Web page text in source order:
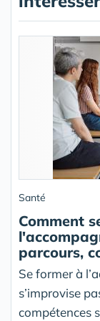
Santé
Comment
parcours,
Se former à
s’improvise
compétences